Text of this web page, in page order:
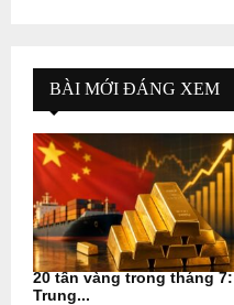
BÀI MỚI ĐÁNG XEM
20 tấn vàng trong tháng 7:
Trung...